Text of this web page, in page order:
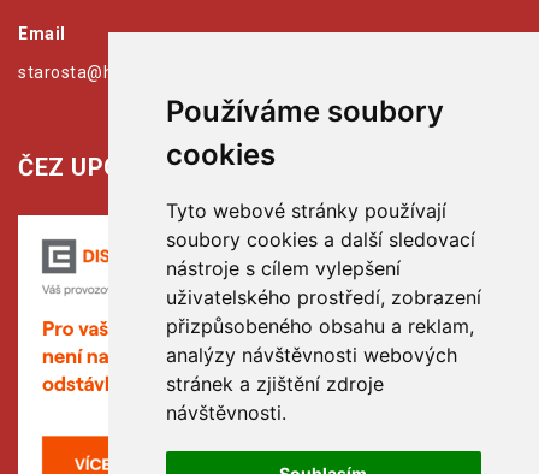
Používáme soubory
cookies
Tyto webové stránky používají
soubory cookies a další sledovací
nástroje s cílem vylepšení
uživatelského prostředí, zobrazení
přizpůsobeného obsahu a reklam,
analýzy návštěvnosti webových
stránek a zjištění zdroje
návštěvnosti.
Email
starosta@hribiny-ledska.cz
ČEZ UPOZORŇUJE: